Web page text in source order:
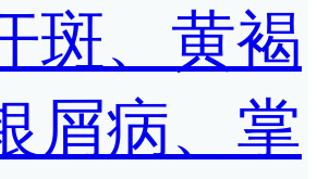
斑、黄褐
屑病、掌